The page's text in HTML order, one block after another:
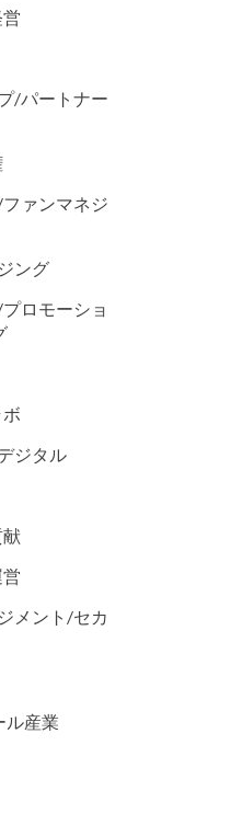
/パートナー
ァンマネジ
ング
ロモーショ
ジタル
メント/セカ
ル産業